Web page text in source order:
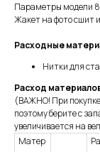
Параметры модели
Жакет на фото сшит
Расходные
Нитки для
Расход
(ВАЖНО! При
поэтому берите с
увеличивается на
Матер